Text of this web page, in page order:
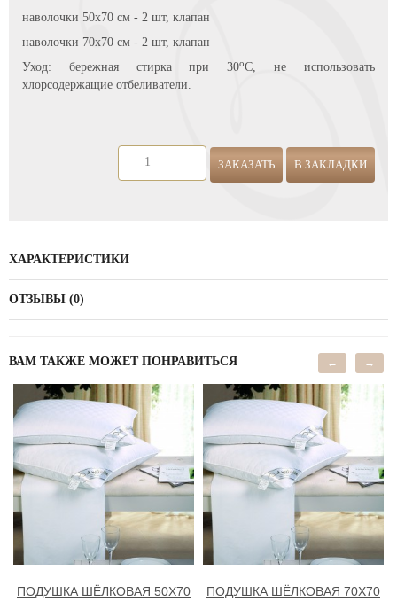
наволочки 50х70 см - 2 шт, клапан
наволочки 70х70 см - 2 шт, клапан
Уход: бережная стирка при 30оС, не использовать
хлорсодержащие отбеливатели.
ЗАКАЗАТЬ В ЗАКЛАДКИ
ХАРАКТЕРИСТИКИ
ОТЗЫВЫ (0)
ВАМ ТАКЖЕ МОЖЕТ ПОНРАВИТЬСЯ
ПОДУШКА ШЁЛКОВАЯ 50Х70
ПОДУШКА ШЁЛКОВАЯ 70Х70
← →